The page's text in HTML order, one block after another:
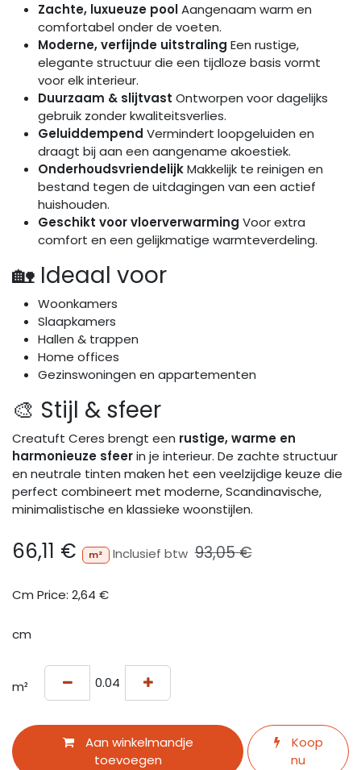
Zachte, luxueuze poolAangenaam warm en
comfortabel onder de voeten.
Moderne, verfijnde uitstraling Een rustige,
elegante structuur die een tijdloze basis vormt
voor elk interieur.
Duurzaam & slijtvast Ontworpen voor dagelijks
gebruik zonder kwaliteitsverlies.
Geluiddempend Vermindert loopgeluiden en
draagt bij aan een aangename akoestiek.
OnderhoudsvriendelijkMakkelijk te reinigen en
bestand tegen de uitdagingen van een actief
huishouden.
Geschikt voor vloerverwarming Voor extra
comfort en een gelijkmatige warmteverdeling.
🏡 Ideaal voor
Woonkamers
Slaapkamers
Hallen & trappen
Home offices
Gezinswoningen en appartementen
🎨 Stijl & sfeer
Creatuft Ceres brengt een rustige, warme en
harmonieuze sfeerin je interieur. De zachte structuur
en neutrale tinten maken het een veelzijdige keuze die
perfect combineert met moderne, Scandinavische,
minimalistische en klassieke woonstijlen.
66,11 € m² Inclusief btw 93,05€
Cm Price: 2,64 €
cm
m²
Aan winkelmandje
toevoegen
Koop
nu